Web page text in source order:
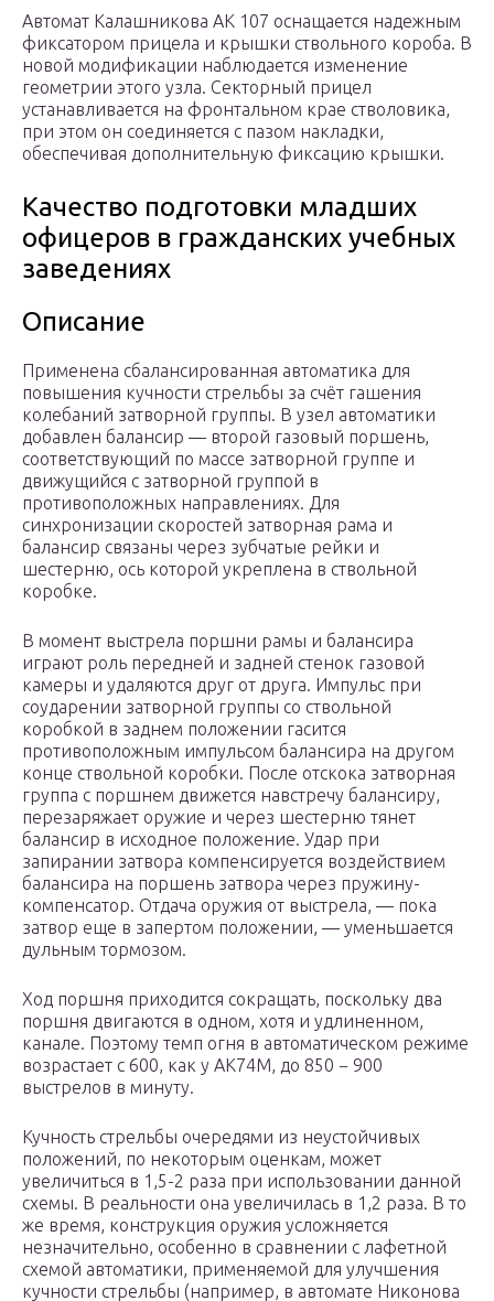
Автомат Калашникова АК 107 оснащается надежным
фиксатором прицела и крышки ствольного короба. В
новой модификации наблюдается изменение
геометрии этого узла. Секторный прицел
устанавливается на фронтальном крае стволовика,
при этом он соединяется с пазом накладки,
обеспечивая дополнительную фиксацию крышки.
Качество подготовки младших
офицеров в гражданских учебных
заведениях
Описание
Применена сбалансированная автоматика для
повышения кучности стрельбы за счёт гашения
колебаний затворной группы. В узел автоматики
добавлен балансир — второй газовый поршень,
соответствующий по массе затворной группе и
движущийся с затворной группой в
противоположных направлениях. Для
синхронизации скоростей затворная рама и
балансир связаны через зубчатые рейки и
шестерню, ось которой укреплена в ствольной
коробке.
В момент выстрела поршни рамы и балансира
играют роль передней и задней стенок газовой
камеры и удаляются друг от друга. Импульс при
соударении затворной группы со ствольной
коробкой в заднем положении гасится
противоположным импульсом балансира на другом
конце ствольной коробки. После отскока затворная
группа с поршнем движется навстречу балансиру,
перезаряжает оружие и через шестерню тянет
балансир в исходное положение. Удар при
запирании затвора компенсируется воздействием
балансира на поршень затвора через пружину-
компенсатор. Отдача оружия от выстрела, — пока
затвор еще в запертом положении, — уменьшается
дульным тормозом.
Ход поршня приходится сокращать, поскольку два
поршня двигаются в одном, хотя и удлиненном,
канале. Поэтому темп огня в автоматическом режиме
возрастает с 600, как у АК74М, до 850 − 900
выстрелов в минуту.
Кучность стрельбы очередями из неустойчивых
положений, по некоторым оценкам, может
увеличиться в 1,5-2 раза при использовании данной
схемы. В реальности она увеличилась в 1,2 раза. В то
же время, конструкция оружия усложняется
незначительно, особенно в сравнении с лафетной
схемой автоматики, применяемой для улучшения
кучности стрельбы (например, в автомате Никонова